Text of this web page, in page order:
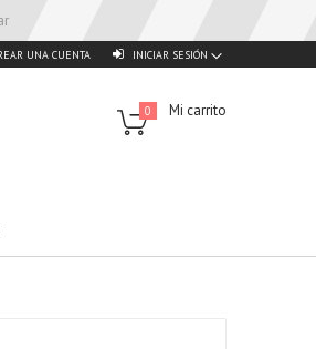
INICIAR SESIÓN
UNA CUENTA
Mi carrito
0